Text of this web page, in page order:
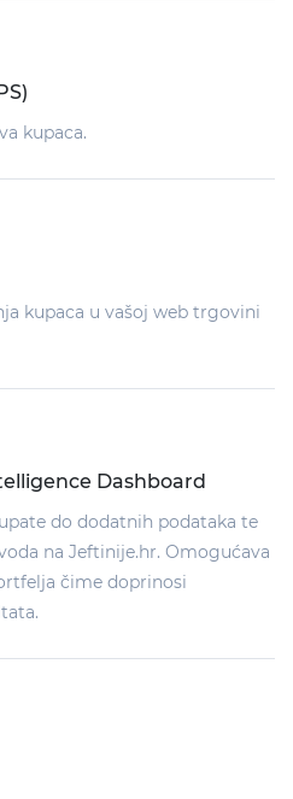
kupaca.
kupaca u vašoj web trgovini
Dashboard
do dodatnih podataka te
na Jeftinije.hr. Omogućava
čime doprinosi